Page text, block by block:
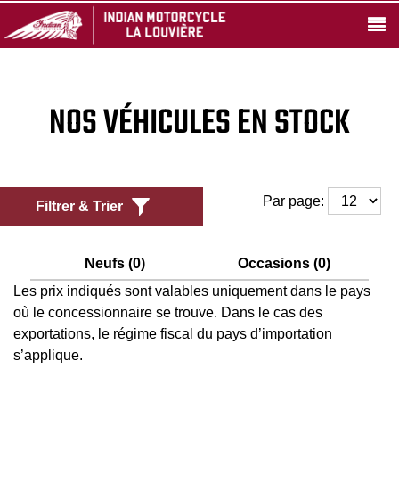
NOS VÉHICULES EN STOCK
Filtrer & Trier Par page:
Neufs (0)
Occasions (0)
Les prix indiqués sont valables uniquement dans le pays
où le concessionnaire se trouve. Dans le cas des
exportations, le régime fiscal du pays d’importation
s’applique.